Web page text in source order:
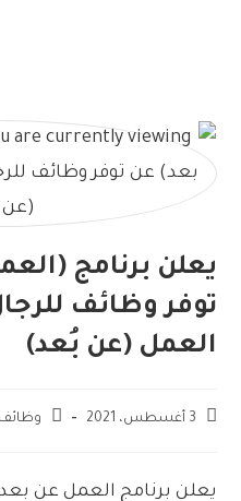
يعلن برنامج
توفر وظائف
العمل (عن بُعد)
3 أغسطس، 2021
يعلن برنامج العمل عن